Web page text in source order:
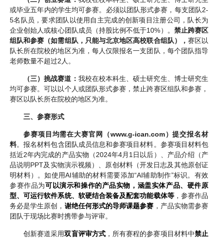
或毕业五年内的学生均可参赛。必须以团队形式参赛，每支团队2-
5名队员，要求团队以使用自主完成的创新项目注册公司，队长为
企业创始人或核心团队成员（持股比例不低于10%）。 禁止跨赛区
组队和参赛（如需组队，只能与北京地区高校联合组队）， 赛区以
队长所在院校的地区为准，每人仅限报名一支团队，每个团队指导
老师数量不超过2人。
（三）挑战赛道： 我校在校本科生、硕士研究生、博士研究生
均可参赛。可以以个人或团队形式参赛，禁止跨赛区组队和参赛，
赛区以队长所在院校的地区为准。
三、参赛形式
参赛项目均需在大赛官网（www.g-ican.com）提交报名材
料。报名材料包含团队成员信息和参赛项目材料。参赛项目材料包
括近2年内完成的产品实物（2024年4月1日以后）、产品介绍（产
品说明PPT及实物演示视频）、原创材料（开发日志及其他原创证
明材料）。如使用AI辅助的材料需要添加“AI辅助制作”标识。有效
参赛作品为可以演示和操作的产品实物，涵盖实体产品、硬件原
型、可运行软件系统、软硬结合装备及配套功能载体等，参赛作品
务必是学生原创， 谢绝任何形式的导师课题参赛 ，产品实物需参赛
团队于现场比赛时携带参与评审。
创新赛道采用双盲评审方式，所有赛程的参赛项目材料中禁止